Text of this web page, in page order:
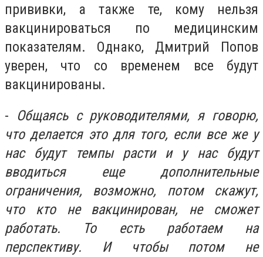
прививки, а также те, кому нельзя
вакцинироваться по медицинским
показателям. Однако, Дмитрий Попов
уверен, что со временем все будут
вакцинированы.
- Общаясь с руководителями, я говорю,
что делается это для того, если все же у
нас будут темпы расти и у нас будут
вводиться еще дополнительные
ограничения, возможно, потом скажут,
что кто не вакцинирован, не сможет
работать. То есть работаем на
перспективу. И чтобы потом не